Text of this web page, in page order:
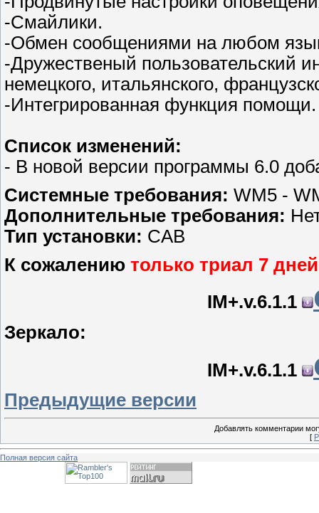
-Смайлики.
-Обмен сообщениями на любом
-Дружественый пользовательский
немецкого, итальянского,
-Интегрированная функция помощи.
Список изменений:
- В новой версии программы 6.0
Системные требования: WM5 -
Дополнительные требования:
Тип установки: CAB
К сожалению только триал 7 дней
IM+.v.6.1.1
Зеркало:
IM+.v.6.1.1
Предыдущие версии
Добавлять комментарии
[
Полная версия сайта